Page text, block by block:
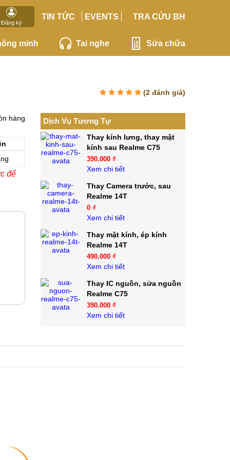
Đăng ký
TIN TỨC EVENTS TRA CỨU BH
minh Tai nghe Sửa chữa
(2 đánh giá)
hàng
để
Dịch Vụ Tương Tự
Thay kính lưng, thay mặt
kính sau Realme C75
390.000 ₫
Xem chi tiết
Thay Camera trước, sau
Realme 14T
0 ₫
Xem chi tiết
Thay mặt kính, ép kính
Realme 14T
490.000 ₫
Xem chi tiết
Thay IC nguồn, sửa nguồn
Realme C75
390.000 ₫
Xem chi tiết